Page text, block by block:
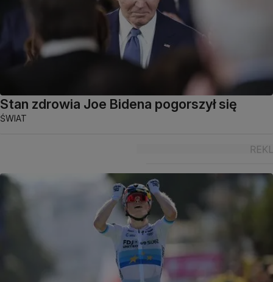
Stan zdrowia Joe Bidena pogorszył się
ŚWIAT